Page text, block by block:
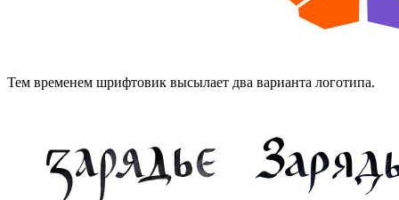
Тем временем шрифтовик высылает два варианта логотипа.